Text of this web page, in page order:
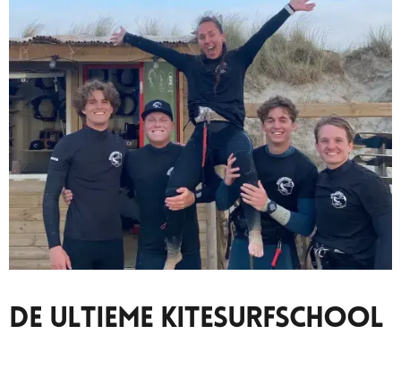
De Ultieme Kitesurfschool